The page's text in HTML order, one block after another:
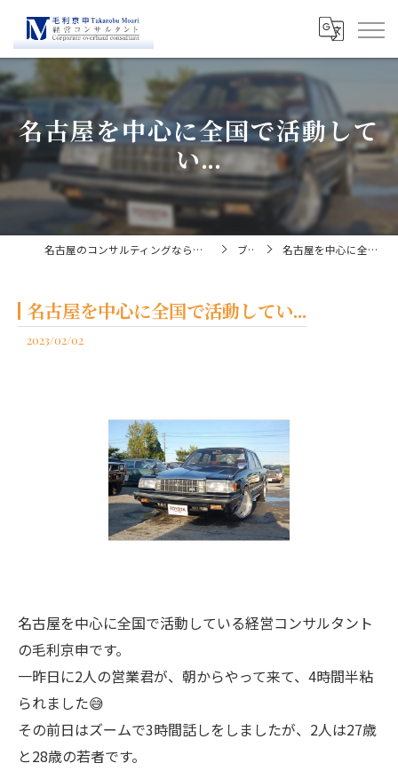
名古屋を中心に全国で活動して
い...
名古屋のコンサルティングなら経営コンサルタント毛利京申 ブログ 名古屋を中心に全国で活動してい...
名古屋を中心に全国で活動してい...
2023/02/02
名古屋を中心に全国で活動している経営コンサルタント
の毛利京申です。
一昨日に2人の営業君が、朝からやって来て、4時間半粘
られました😅
その前日はズームで3時間話しをしましたが、2人は27歳
と28歳の若者です。